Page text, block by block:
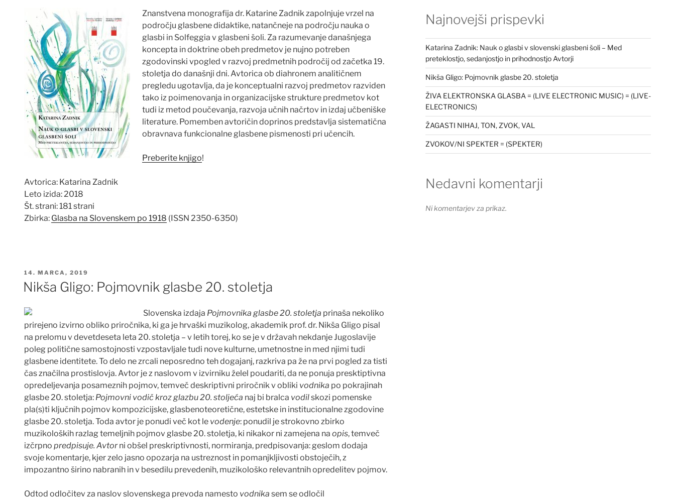
Znanstvena monografija dr. Katarine Zadnik zapolnjuje vrzel na
področju glasbene didaktike, natančneje na področju nauka o
glasbi in Solfeggia v glasbeni šoli. Za razumevanje današnjega
koncepta in doktrine obeh predmetov je nujno potreben
zgodovinski vpogled v razvoj predmetnih področij od začetka 19.
stoletja do današnji dni. Avtorica ob diahronem analitičnem
pregledu ugotavlja, da je konceptualni razvoj predmetov razviden
tako iz poimenovanja in organizacijske strukture predmetov kot
tudi iz metod poučevanja, razvoja učnih načrtov in izdaj učbeniške
literature. Pomemben avtoričin doprinos predstavlja sistematična
obravnava funkcionalne glasbene pismenosti pri učencih.
Preberite knjigo!
Avtorica: Katarina Zadnik
Leto izida: 2018
Št. strani: 181 strani
Zbirka: Glasba na Slovenskem po 1918 (ISSN 2350-6350)
OBJAVLJENO
14. MARCA, 2019
Nikša Gligo: Pojmovnik glasbe 20. stoletja
Slovenska izdaja Pojmovnika glasbe 20. stoletja prinaša nekoliko
prirejeno izvirno obliko priročnika, ki ga je hrvaški muzikolog, akademik prof. dr. Nikša Gligo pisal
na prelomu v devetdeseta leta 20. stoletja – v letih torej, ko se je v državah nekdanje Jugoslavije
poleg politične samostojnosti vzpostavljale tudi nove kulturne, umetnostne in med njimi tudi
glasbene identitete. To delo ne zrcali neposredno teh dogajanj, razkriva pa že na prvi pogled za tisti
čas značilna prostislovja. Avtor je z naslovom v izvirniku želel poudariti, da ne ponuja presktiptivna
opredeljevanja posameznih pojmov, temveč deskriptivni priročnik v obliki vodnika po pokrajinah
glasbe 20. stoletja: Pojmovni vodič kroz glazbu 20. stoljeća naj bi bralca vodilskozi pomenske
pla(s)ti ključnih pojmov kompozicijske, glasbenoteoretične, estetske in institucionalne zgodovine
glasbe 20. stoletja. Toda avtor je ponudi več kot le vodenje: ponudil je strokovno zbirko
muzikoloških razlag temeljnih pojmov glasbe 20. stoletja, ki nikakor ni zamejena na opis, temveč
izčrpno predpisuje. Avtorni obšel preskriptivnosti, normiranja, predpisovanja: geslom dodaja
svoje komentarje, kjer zelo jasno opozarja na ustreznost in pomanjkljivosti obstoječih, z
impozantno širino nabranih in v besedilu prevedenih, muzikološko relevantnih opredelitev pojmov.
Odtod odločitev za naslov slovenskega prevoda namesto vodnika sem se odločil
Najnovejši prispevki
Katarina Zadnik: Nauk o glasbi v slovenski glasbeni šoli – Med
preteklostjo, sedanjostjo in prihodnostjo Avtorji
Nikša Gligo: Pojmovnik glasbe 20. stoletja
ŽIVA ELEKTRONSKA GLASBA = (LIVE ELECTRONIC MUSIC) = (LIVE-
ELECTRONICS)
ŽAGASTI NIHAJ, TON, ZVOK, VAL
ZVOKOV/NI SPEKTER = (SPEKTER)
Nedavni komentarji
Ni komentarjev za prikaz.